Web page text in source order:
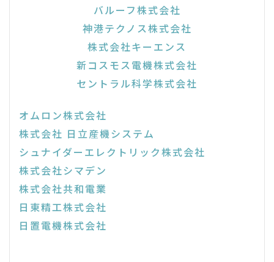
バルーフ株式会社
神港テクノス株式会社
株式会社キーエンス
新コスモス電機株式会社
セントラル科学株式会社
オムロン株式会社
株式会社 日立産機システム
シュナイダーエレクトリック株式会社
株式会社シマデン
株式会社共和電業
日東精工株式会社
日置電機株式会社